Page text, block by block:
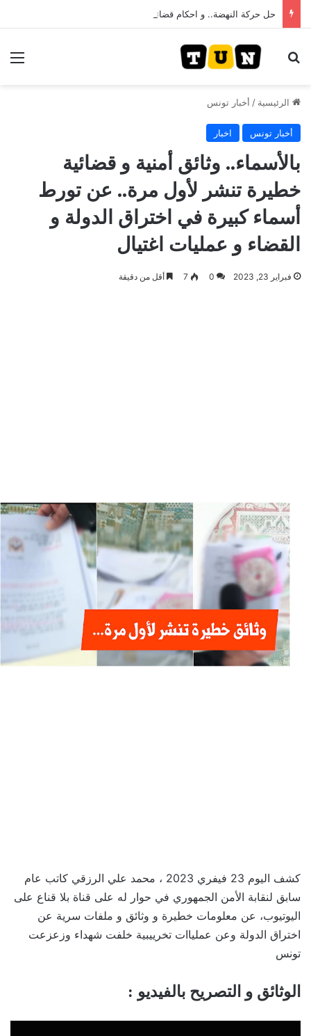
بحث عن
الرئيسية / أخبار تونس
أخبار تونس اخبار
بالأسماء.. وثائق أمنية و قضائية
خطيرة تنشر لأول مرة.. عن تورط
أسماء كبيرة في اختراق الدولة و
القضاء و عمليات اغتيال
فبراير 23, 2023 0
7 أقل من دقيقة
كشف اليوم 23 فيفري 2023 ، محمد علي الرزقي كاتب عام
سابق لنقابة الأمن الجمهوري في حوار له على قناة بلا قناع على
اليوتيوب، عن معلومات خطيرة و وثائق و ملفات سرية عن
اختراق الدولة وعن عملياات تخرييبية خلفت شهداء وزعزعت
تونس
الوثائق و التصريح بالفيديو :